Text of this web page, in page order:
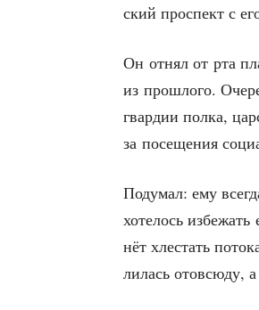
ский про­спект с
Он отнял от рта
из про­шло­го.
гвар­дии пол­ка,
за посе­ще­ния
Поду­мал: ему
хоте­лось
нёт хле­стать
лилась ото­всю­ду,